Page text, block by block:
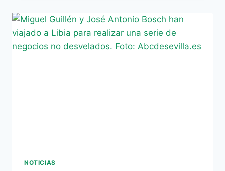
FEDERACIÓN
DE
FÚTBOL
NOTICIAS